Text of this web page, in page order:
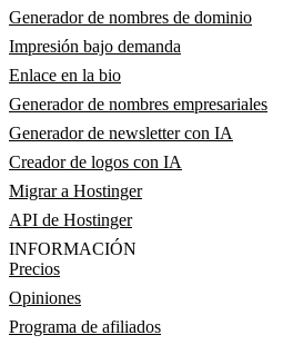
Generador de nombres de dominio
Impresión bajo demanda
Enlace en la bio
Generador de nombres empresariales
Generador de newsletter con IA
Creador de logos con IA
Migrar a Hostinger
API de Hostinger
INFORMACIÓN
Precios
Opiniones
Programa de afiliados